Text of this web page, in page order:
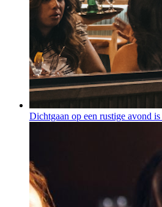
Dichtgaan op een rustige avond